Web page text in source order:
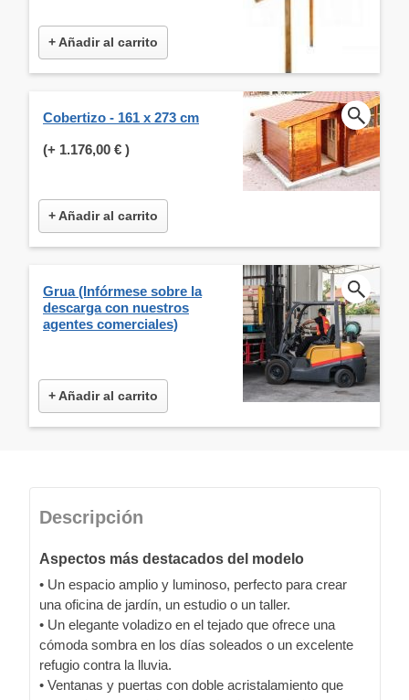
+ Añadir al carrito
Cobertizo - 161 x 273 cm
(+ 1.176,00 € )
+ Añadir al carrito
Grua (Infórmese sobre la
descarga con nuestros
agentes comerciales)
+ Añadir al carrito
Descripción
Aspectos más destacados del modelo
• Un espacio amplio y luminoso, perfecto para crear
una oficina de jardín, un estudio o un taller.
• Un elegante voladizo en el tejado que ofrece una
cómoda sombra en los días soleados o un excelente
refugio contra la lluvia.
• Ventanas y puertas con doble acristalamiento que